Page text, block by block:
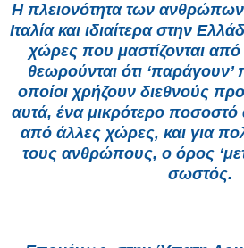
Η πλειονότητα των
Ιταλία και ιδιαίτερα στην
χώρες που μαστίζονται
θεωρούνται ότι ‘παράγουν’
οποίοι χρήζουν διεθνούς
αυτά, ένα μικρότερο ποσοστό
από άλλες χώρες, και για
τους ανθρώπους, ο όρος
σωστός.